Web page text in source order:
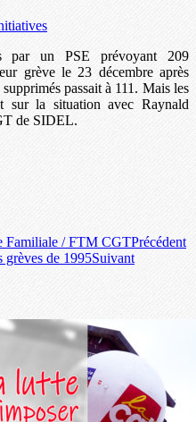
par un PSE prévoyant 209
grève le 23 décembre après
passait à 111. Mais les
sur la situation avec Raynald
de SIDEL.
Familiale / FTM CGTPrécédent
grèves de 1995Suivant